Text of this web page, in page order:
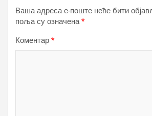
Ваша адреса е-поште неће бити
поља су означена*
Коментар *